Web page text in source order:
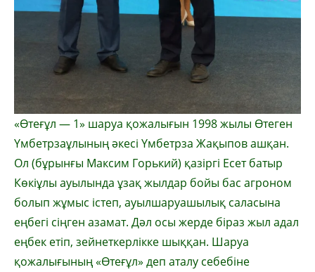
«Өтеғұл — 1» шаруа қожалығын 1998 жылы Өтеген
Үмбетрзаұлының әкесі Үмбетрза Жақыпов ашқан.
Ол (бұрынғы Максим Горький) қазіргі Есет батыр
Көкіұлы ауылында ұзақ жылдар бойы бас агроном
болып жұмыс істеп, ауылшаруашылық саласына
еңбегі сіңген азамат. Дәл осы жерде біраз жыл адал
еңбек етіп, зейнеткерлікке шыққан. Шаруа
қожалығының «Өтеғұл» деп аталу себебіне